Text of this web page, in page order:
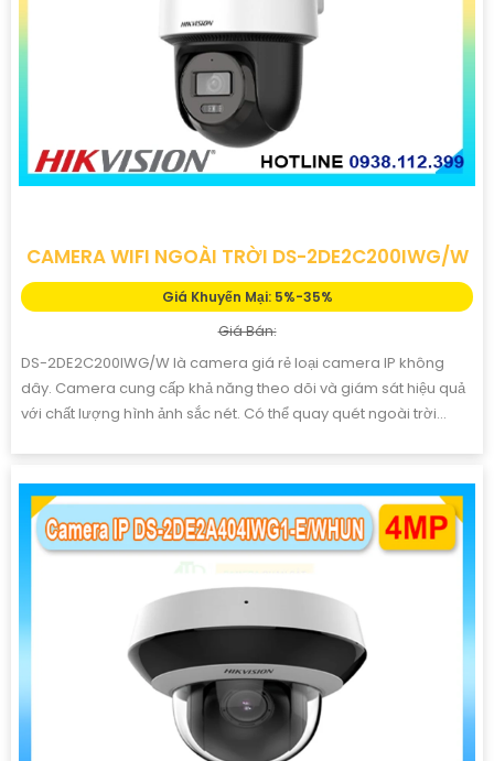
CAMERA WIFI NGOÀI TRỜI DS-2DE2C200IWG/W
Giá Khuyến Mại: 5%-35%
Giá Bán:
DS-2DE2C200IWG/W là camera giá rẻ loại camera IP không
dây. Camera cung cấp khả năng theo dõi và giám sát hiệu quả
với chất lượng hình ảnh sắc nét. Có thể quay quét ngoài trời...